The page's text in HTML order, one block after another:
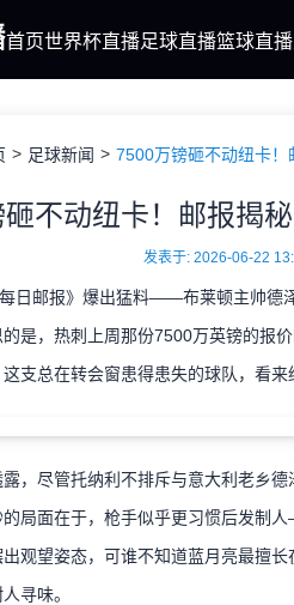
首页世界杯直播足球直播篮球直播
足球新闻
发表于: 2026-06-22
邮报》爆出猛料——布莱顿主帅德泽
是，热刺上周那份7500万英镑的报
支总在转会窗患得患失的球队，看来
尽管托纳利不排斥与意大利老乡德
局面在于，枪手似乎更习惯后发制
观望姿态，可谁不知道蓝月亮最擅
寻味。